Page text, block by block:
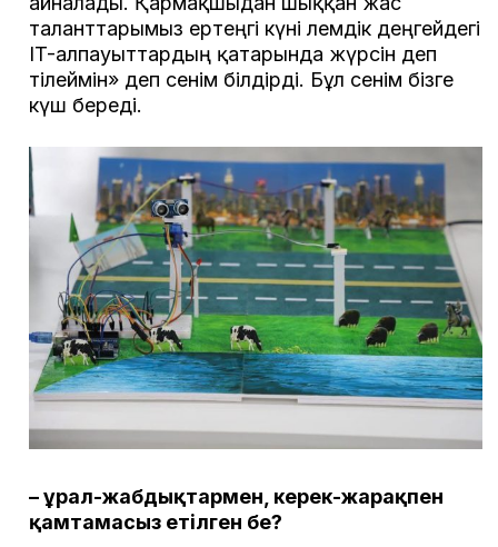
таланттарымыз ертеңгі күні әлемдік деңгейдегі
IT-алпауыттардың қатарында жүрсін деп
тілеймін» деп сенім білдірді. Бұл сенім бізге
күш береді.
– Құрал-жабдықтармен, керек-жарақпен
қамтамасыз етілген бе?